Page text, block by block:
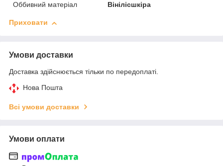
Оббивний матеріал
Вінілісшкіра
Приховати
Умови доставки
Доставка здійснюється тільки по передоплаті.
Нова Пошта
Всі умови доставки
Умови оплати